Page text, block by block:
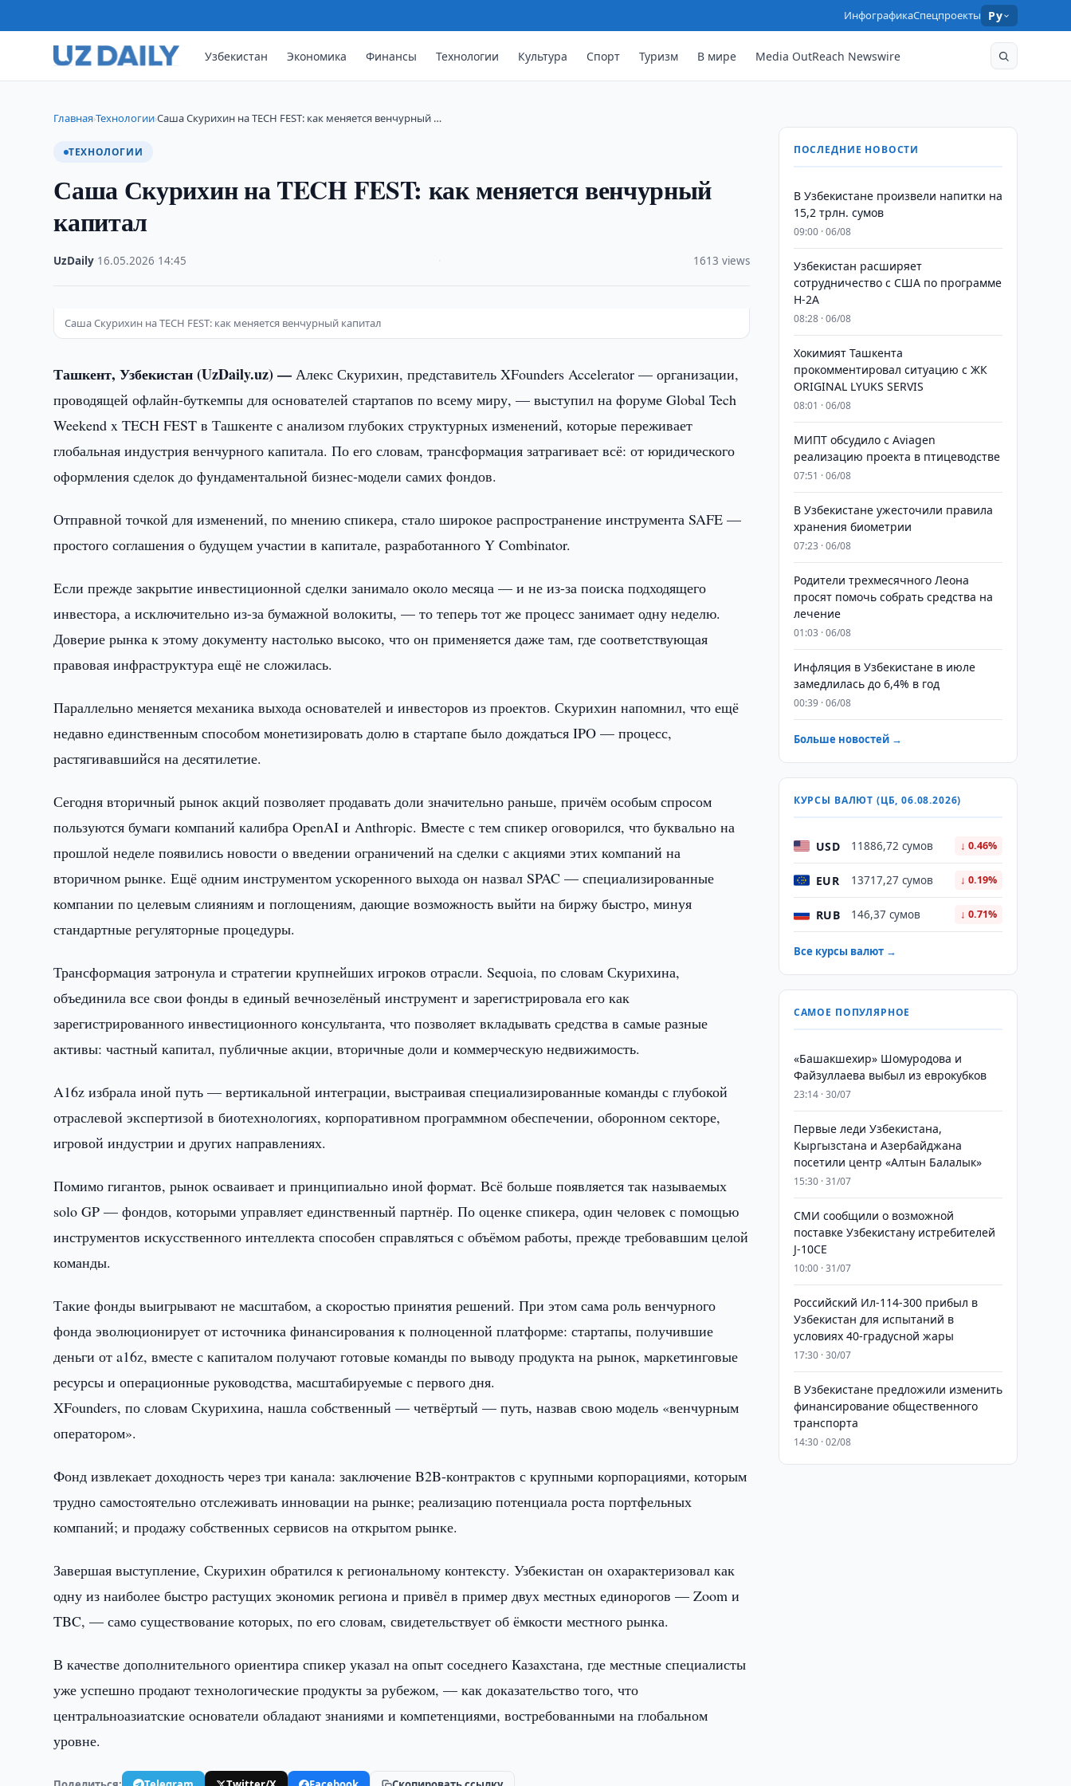
ИнфографикаСпецпроекты Ру
Узбекистан Экономика Финансы Технологии Культура Спорт Туризм В мире Media OutReach Newswire
Главная›Технологии›Саша Скурихин на TECH FEST: как меняется венчурный …
ТЕХНОЛОГИИ
Саша Скурихин на TECH FEST: как меняется венчурный
капитал
UzDaily 16.05.2026 14:45 1613 views
Саша Скурихин на TECH FEST: как меняется венчурный капитал
Ташкент, Узбекистан (UzDaily.uz) —Алекс Скурихин, представитель XFounders Accelerator — организации,
проводящей офлайн-буткемпы для основателей стартапов по всему миру, — выступил на форуме Global Tech
Weekend x TECH FEST в Ташкенте с анализом глубоких структурных изменений, которые переживает
глобальная индустрия венчурного капитала. По его словам, трансформация затрагивает всё: от юридического
оформления сделок до фундаментальной бизнес-модели самих фондов.
Отправной точкой для изменений, по мнению спикера, стало широкое распространение инструмента SAFE —
простого соглашения о будущем участии в капитале, разработанного Y Combinator.
Если прежде закрытие инвестиционной сделки занимало около месяца — и не из-за поиска подходящего
инвестора, а исключительно из-за бумажной волокиты, — то теперь тот же процесс занимает одну неделю.
Доверие рынка к этому документу настолько высоко, что он применяется даже там, где соответствующая
правовая инфраструктура ещё не сложилась.
Параллельно меняется механика выхода основателей и инвесторов из проектов. Скурихин напомнил, что ещё
недавно единственным способом монетизировать долю в стартапе было дождаться IPO — процесс,
растягивавшийся на десятилетие.
Сегодня вторичный рынок акций позволяет продавать доли значительно раньше, причём особым спросом
пользуются бумаги компаний калибра OpenAI и Anthropic. Вместе с тем спикер оговорился, что буквально на
прошлой неделе появились новости о введении ограничений на сделки с акциями этих компаний на
вторичном рынке. Ещё одним инструментом ускоренного выхода он назвал SPAC — специализированные
компании по целевым слияниям и поглощениям, дающие возможность выйти на биржу быстро, минуя
стандартные регуляторные процедуры.
Трансформация затронула и стратегии крупнейших игроков отрасли. Sequoia, по словам Скурихина,
объединила все свои фонды в единый вечнозелёный инструмент и зарегистрировала его как
зарегистрированного инвестиционного консультанта, что позволяет вкладывать средства в самые разные
активы: частный капитал, публичные акции, вторичные доли и коммерческую недвижимость.
A16z избрала иной путь — вертикальной интеграции, выстраивая специализированные команды с глубокой
отраслевой экспертизой в биотехнологиях, корпоративном программном обеспечении, оборонном секторе,
игровой индустрии и других направлениях.
Помимо гигантов, рынок осваивает и принципиально иной формат. Всё больше появляется так называемых
solo GP — фондов, которыми управляет единственный партнёр. По оценке спикера, один человек с помощью
инструментов искусственного интеллекта способен справляться с объёмом работы, прежде требовавшим целой
команды.
Такие фонды выигрывают не масштабом, а скоростью принятия решений. При этом сама роль венчурного
фонда эволюционирует от источника финансирования к полноценной платформе: стартапы, получившие
деньги от a16z, вместе с капиталом получают готовые команды по выводу продукта на рынок, маркетинговые
ресурсы и операционные руководства, масштабируемые с первого дня.
XFounders, по словам Скурихина, нашла собственный — четвёртый — путь, назвав свою модель «венчурным
оператором».
Фонд извлекает доходность через три канала: заключение B2B-контрактов с крупными корпорациями, которым
трудно самостоятельно отслеживать инновации на рынке; реализацию потенциала роста портфельных
компаний; и продажу собственных сервисов на открытом рынке.
Завершая выступление, Скурихин обратился к региональному контексту. Узбекистан он охарактеризовал как
одну из наиболее быстро растущих экономик региона и привёл в пример двух местных единорогов — Zoom и
TBC, — само существование которых, по его словам, свидетельствует об ёмкости местного рынка.
В качестве дополнительного ориентира спикер указал на опыт соседнего Казахстана, где местные специалисты
уже успешно продают технологические продукты за рубежом, — как доказательство того, что
центральноазиатские основатели обладают знаниями и компетенциями, востребованными на глобальном
уровне.
ПОСЛЕДНИЕ НОВОСТИ
В Узбекистане произвели напитки на
15,2 трлн. сумов
09:00 · 06/08
Узбекистан расширяет
сотрудничество с США по программе
H-2A
08:28 · 06/08
Хокимият Ташкента
прокомментировал ситуацию с ЖК
ORIGINAL LYUKS SERVIS
08:01 · 06/08
МИПТ обсудило с Aviagen
реализацию проекта в птицеводстве
07:51 · 06/08
В Узбекистане ужесточили правила
хранения биометрии
07:23 · 06/08
Родители трехмесячного Леона
просят помочь собрать средства на
лечение
01:03 · 06/08
Инфляция в Узбекистане в июле
замедлилась до 6,4% в год
00:39 · 06/08
Больше новостей →
КУРСЫ ВАЛЮТ (ЦБ, 06.08.2026)
USD 11886,72 сумов ↓ 0.46%
EUR 13717,27 сумов ↓ 0.19%
RUB 146,37 сумов ↓ 0.71%
Все курсы валют →
САМОЕ ПОПУЛЯРНОЕ
«Башакшехир» Шомуродова и
Файзуллаева выбыл из еврокубков
23:14 · 30/07
Первые леди Узбекистана,
Кыргызстана и Азербайджана
посетили центр «Алтын Балалык»
15:30 · 31/07
СМИ сообщили о возможной
поставке Узбекистану истребителей
J-10CE
10:00 · 31/07
Российский Ил-114-300 прибыл в
Узбекистан для испытаний в
условиях 40-градусной жары
17:30 · 30/07
В Узбекистане предложили изменить
финансирование общественного
транспорта
14:30 · 02/08